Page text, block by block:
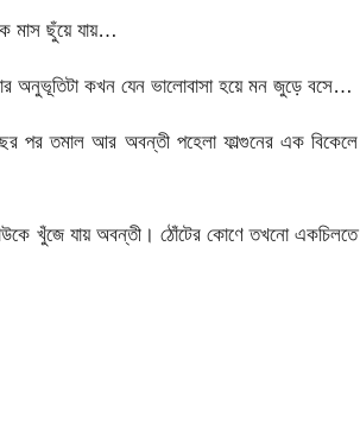
মাস ছুঁয়ে যায়…
অনুভূতিটা কখন যেন ভালোবাসা হয়ে মন জুড়ে বসে…
পর তমাল আর অবন্তী পহেলা ফাল্গুনের এক বিকেলে
খুঁজে যায় অবন্তী। ঠোঁটের কোণে তখনো একচিলতে